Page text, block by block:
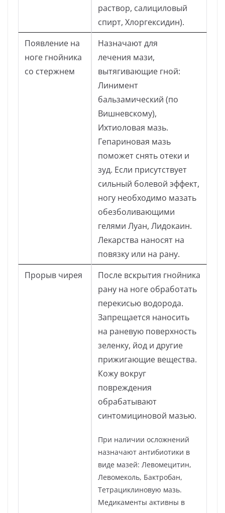
раствор, салициловый
спирт, Хлоргексидин).
Появление на
ноге гнойника
со стержнем
Назначают для
лечения мази,
вытягивающие гной:
Линимент
бальзамический (по
Вишневскому),
Ихтиоловая мазь.
Гепариновая мазь
поможет снять отеки и
зуд. Если присутствует
сильный болевой эффект,
ногу необходимо мазать
обезболивающими
гелями Луан, Лидокаин.
Лекарства наносят на
повязку или на рану.
Прорыв чирея
После вскрытия гнойника
рану на ноге обработать
перекисью водорода.
Запрещается наносить
на раневую поверхность
зеленку, йод и другие
прижигающие вещества.
Кожу вокруг
повреждения
обрабатывают
синтомициновой мазью.
При наличии осложнений
назначают антибиотики в
виде мазей: Левомецитин,
Левомеколь, Бактробан,
Тетрациклиновую мазь.
Медикаменты активны в